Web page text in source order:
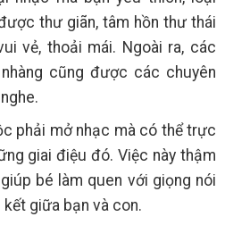
thư giãn, tâm hồn thư thái
vẻ, thoải mái. Ngoài ra, các
cũng được các chuyên
phải mở nhạc mà có thể trực
giai điệu đó. Việc này thậm
bé làm quen với giọng nói
giữa bạn và con.